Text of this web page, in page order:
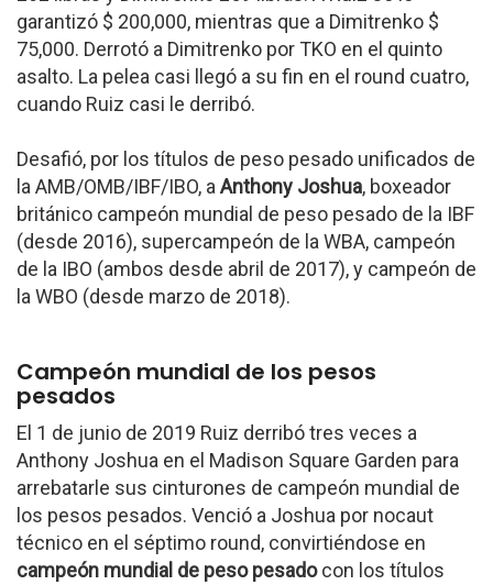
garantizó $ 200,000, mientras que a Dimitrenko $
75,000. Derrotó a Dimitrenko por TKO en el quinto
asalto. La pelea casi llegó a su fin en el round cuatro,
cuando Ruiz casi le derribó.
Desafió, por los títulos de peso pesado unificados de
la AMB/OMB/IBF/IBO, a Anthony Joshua, boxeador
británico campeón mundial de peso pesado de la IBF
(desde 2016), supercampeón de la WBA, campeón
de la IBO (ambos desde abril de 2017), y campeón de
la WBO (desde marzo de 2018).
Campeón mundial de los pesos
pesados
El 1 de junio de 2019 Ruiz derribó tres veces a
Anthony Joshua en el Madison Square Garden para
arrebatarle sus cinturones de campeón mundial de
los pesos pesados. Venció a Joshua por nocaut
técnico en el séptimo round, convirtiéndose en
campeón mundial de peso pesadocon los títulos